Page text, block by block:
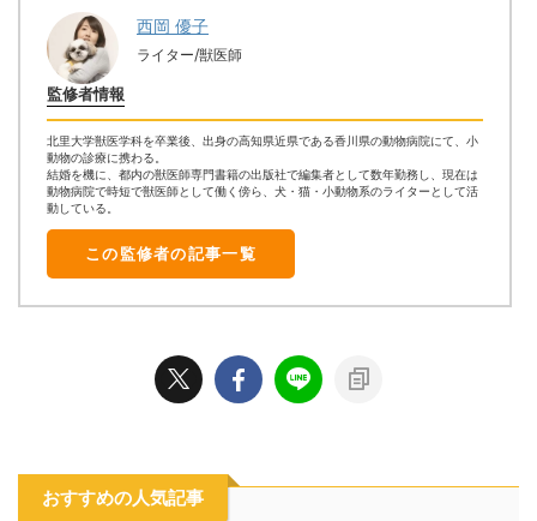
監修者情報
西岡 優子
ライター/獣医師
北里大学獣医学科を卒業後、出身の高知県近県である香川県の動物病院にて、小
動物の診療に携わる。
結婚を機に、都内の獣医師専門書籍の出版社で編集者として数年勤務し、現在は
動物病院で時短で獣医師として働く傍ら、犬・猫・小動物系のライターとして活
動している。
この監修者の記事一覧
おすすめの人気記事